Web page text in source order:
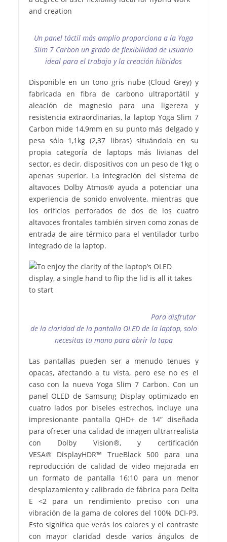
Un panel táctil más amplio proporciona a la Yoga
Slim 7 Carbon un grado de flexibilidad de usuario
ideal para el trabajo y la creación híbridos
Disponible en un tono gris nube (Cloud Grey) y
fabricada en fibra de carbono ultraportátil y
aleación de magnesio para una ligereza y
resistencia extraordinarias, la laptop Yoga Slim 7
Carbon mide 14,9mm en su punto más delgado y
pesa sólo 1,1kg (2,37 libras) situándola en su
propia categoría de laptops más livianas del
sector, es decir, dispositivos con un peso de 1kg o
apenas superior. La integración del sistema de
altavoces Dolby Atmos® ayuda a potenciar una
experiencia de sonido envolvente, mientras que
los orificios perforados de dos de los cuatro
altavoces frontales también sirven como zonas de
entrada de aire térmico para el ventilador turbo
integrado de la laptop.
Para disfrutar
de la claridad de la pantalla OLED de la laptop, solo
necesitas tu mano para abrir la tapa
Las pantallas pueden ser a menudo tenues y
opacas, afectando a tu vista, pero ese no es el
caso con la nueva Yoga Slim 7 Carbon. Con un
panel OLED de Samsung Display optimizado en
cuatro lados por biseles estrechos, incluye una
impresionante pantalla QHD+ de 14” diseñada
para ofrecer una calidad de imagen ultrarrealista
con Dolby Vision®, y certificación
VESA® DisplayHDR™ TrueBlack 500 para una
reproducción de calidad de video mejorada en
un formato de pantalla 16:10 para un menor
desplazamiento y calibrado de fábrica para Delta
E <2 para un rendimiento preciso con una
vibración de la gama de colores del 100% DCI-P3.
Esto significa que verás los colores y el contraste
con mayor claridad desde varios ángulos de